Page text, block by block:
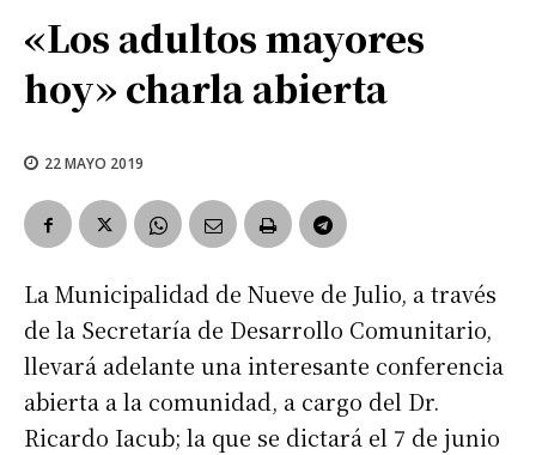
«Los adultos mayores
hoy» charla abierta
22 MAYO 2019
La Municipalidad de Nueve de Julio, a través
de la Secretaría de Desarrollo Comunitario,
llevará adelante una interesante conferencia
abierta a la comunidad, a cargo del Dr.
Ricardo Iacub; la que se dictará el 7 de junio